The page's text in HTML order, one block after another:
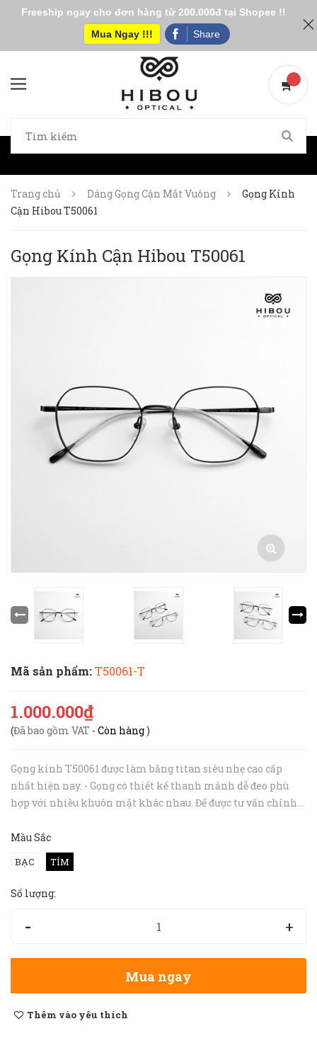
Trang chủ Dáng Gọng Cận Mắt Vuông
Gọng Kính
Cận Hibou T50061
Gọng Kính Cận Hibou T50061
Mã sản phẩm:T50061-T
1.000.000₫
(Đã bao gồm VAT - Còn hàng)
Gọng kính T50061 được làm bằng titan siêu nhẹ cao cấp
nhất hiện nay. - Gọng có thiết kế thanh mảnh dễ đeo phù
hợp với nhiều khuôn mặt khác nhau. Để được tư vấn chính
cho Hibou nhé. - ...
Mầu Sắc
BẠC TÍM
Số lượng:
- +
Mua ngay
Thêm vào yêu thích
Freeship ngay cho đơn hàng từ 200.000đ tại Shopee !!
Mua Ngay !!!
Share